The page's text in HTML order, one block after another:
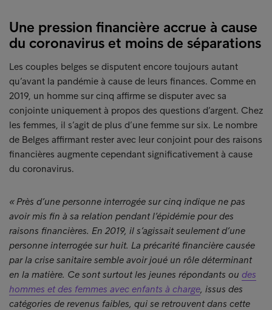
Une pression financière accrue à cause
du coronavirus et moins de séparations
Les couples belges se disputent encore toujours autant
qu’avant la pandémie à cause de leurs finances. Comme en
2019, un homme sur cinq affirme se disputer avec sa
conjointe uniquement à propos des questions d’argent. Chez
les femmes, il s’agit de plus d’une femme sur six. Le nombre
de Belges affirmant rester avec leur conjoint pour des raisons
financières augmente cependant significativement à cause
du coronavirus.
« Près d’une personne interrogée sur cinq indique ne pas
avoir mis fin à sa relation pendant l’épidémie pour des
raisons financières. En 2019, il s’agissait seulement d’une
personne interrogée sur huit. La précarité financière causée
par la crise sanitaire semble avoir joué un rôle déterminant
en la matière. Ce sont surtout les jeunes répondants ou des
hommes et des femmes avec enfants à charge, issus des
catégories de revenus faibles, qui se retrouvent dans cette